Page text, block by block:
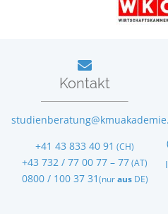
Kontakt
+41 43 833 40 91 (CH)
+43 732 / 77 00 77 – 77 (AT)
0800 / 100 37 31 (nur ausDE)